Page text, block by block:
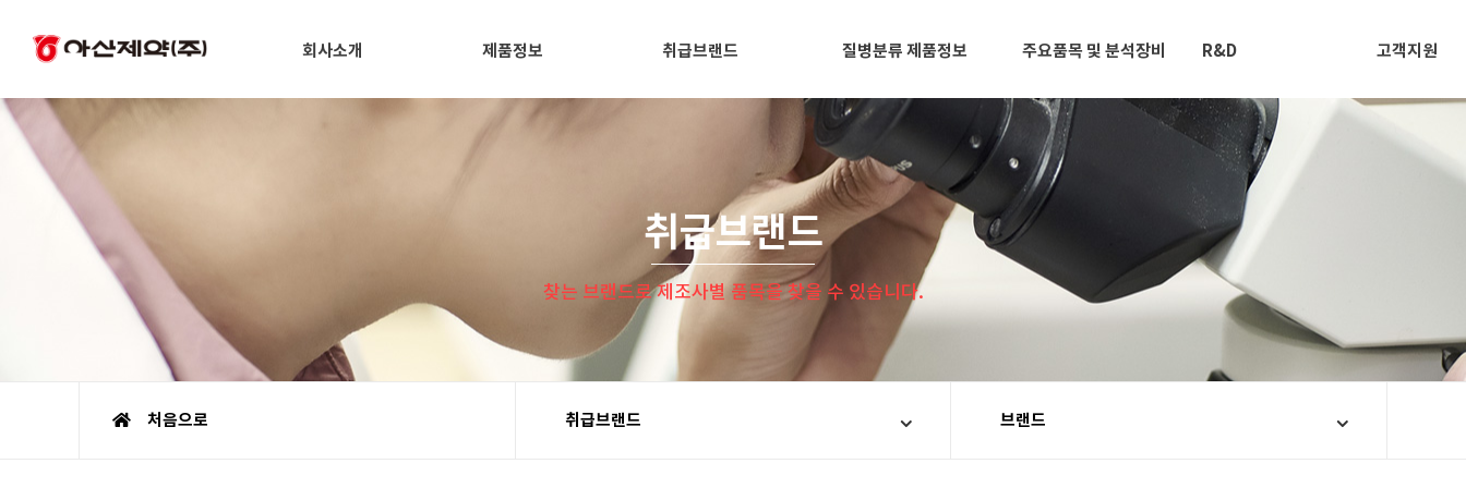
회사소개 제품정보 취급브랜드 질병분류 제품정보 주요품목 및 분석장비 R&D 고객지원
취급브랜드
찾는 브랜드로 제조사별 품목을 찾을 수 있습니다.
처음으로 취급브랜드 브랜드